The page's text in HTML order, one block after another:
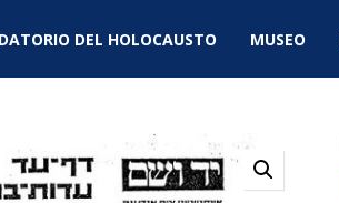
DEL HOLOCAUSTO MUSEO